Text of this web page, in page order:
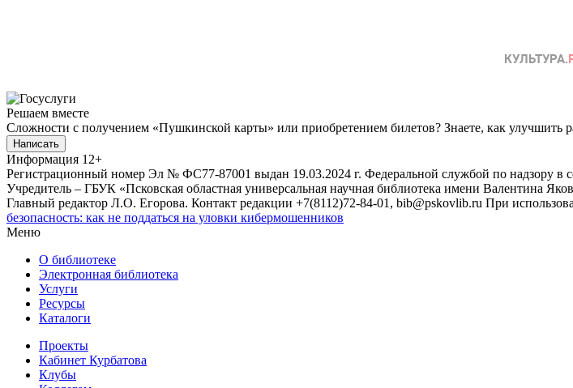
Решаем вместе
Сложности с получением «Пушкинской карты» или приобретением билетов? Знаете, как улучшить
Написать
Информация 12+
Регистрационный номер Эл № ФС77-87001 выдан 19.03.2024 г. Федеральной службой по надзору
Учредитель – ГБУК «Псковская областная универсальная научная библиотека имени Валентина
Главный редактор Л.О. Егорова. Контакт редакции +7(8112)72-84-01, bib@pskovlib.ru При
безопасность: как не поддаться на уловки кибермошенников
Меню
О библиотеке
Электронная библиотека
Услуги
Ресурсы
Каталоги
Проекты
Кабинет Курбатова
Клубы